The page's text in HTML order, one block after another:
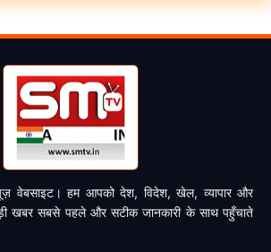
वेबसाइट। हम आपको देश, विदेश, खेल, व्यापार और
खबर सबसे पहले और सटीक जानकारी के साथ पहुँचाते